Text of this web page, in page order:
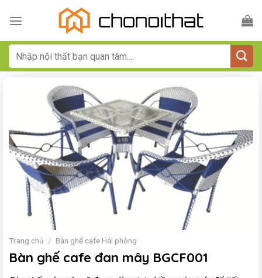
qua
dungTìm
kiếm:
Trang chủ / Bàn ghế cafe Hải phòng
Bàn ghế cafe đan mây BGCF001